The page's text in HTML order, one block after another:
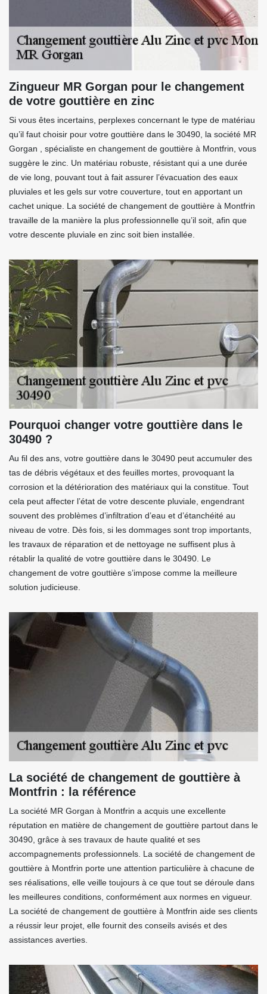
Zingueur MR Gorgan pour le changement
de votre gouttière en zinc
Si vous êtes incertains, perplexes concernant le type de matériau
qu’il faut choisir pour votre gouttière dans le 30490, la société MR
Gorgan , spécialiste en changement de gouttière à Montfrin, vous
suggère le zinc. Un matériau robuste, résistant qui a une durée
de vie long, pouvant tout à fait assurer l’évacuation des eaux
pluviales et les gels sur votre couverture, tout en apportant un
cachet unique. La société de changement de gouttière à Montfrin
travaille de la manière la plus professionnelle qu’il soit, afin que
votre descente pluviale en zinc soit bien installée.
Pourquoi changer votre gouttière dans le
30490 ?
Au fil des ans, votre gouttière dans le 30490 peut accumuler des
tas de débris végétaux et des feuilles mortes, provoquant la
corrosion et la détérioration des matériaux qui la constitue. Tout
cela peut affecter l’état de votre descente pluviale, engendrant
souvent des problèmes d’infiltration d’eau et d’étanchéité au
niveau de votre. Dès fois, si les dommages sont trop importants,
les travaux de réparation et de nettoyage ne suffisent plus à
rétablir la qualité de votre gouttière dans le 30490. Le
changement de votre gouttière s’impose comme la meilleure
solution judicieuse.
La société de changement de gouttière à
Montfrin : la référence
La société MR Gorgan à Montfrin a acquis une excellente
réputation en matière de changement de gouttière partout dans le
30490, grâce à ses travaux de haute qualité et ses
accompagnements professionnels. La société de changement de
gouttière à Montfrin porte une attention particulière à chacune de
ses réalisations, elle veille toujours à ce que tout se déroule dans
les meilleures conditions, conformément aux normes en vigueur.
La société de changement de gouttière à Montfrin aide ses clients
a réussir leur projet, elle fournit des conseils avisés et des
assistances averties.